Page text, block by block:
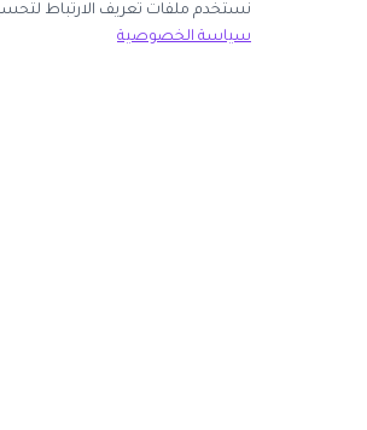
نستخدم ملفات تعريف الارتباط
سياسة الخصوصية